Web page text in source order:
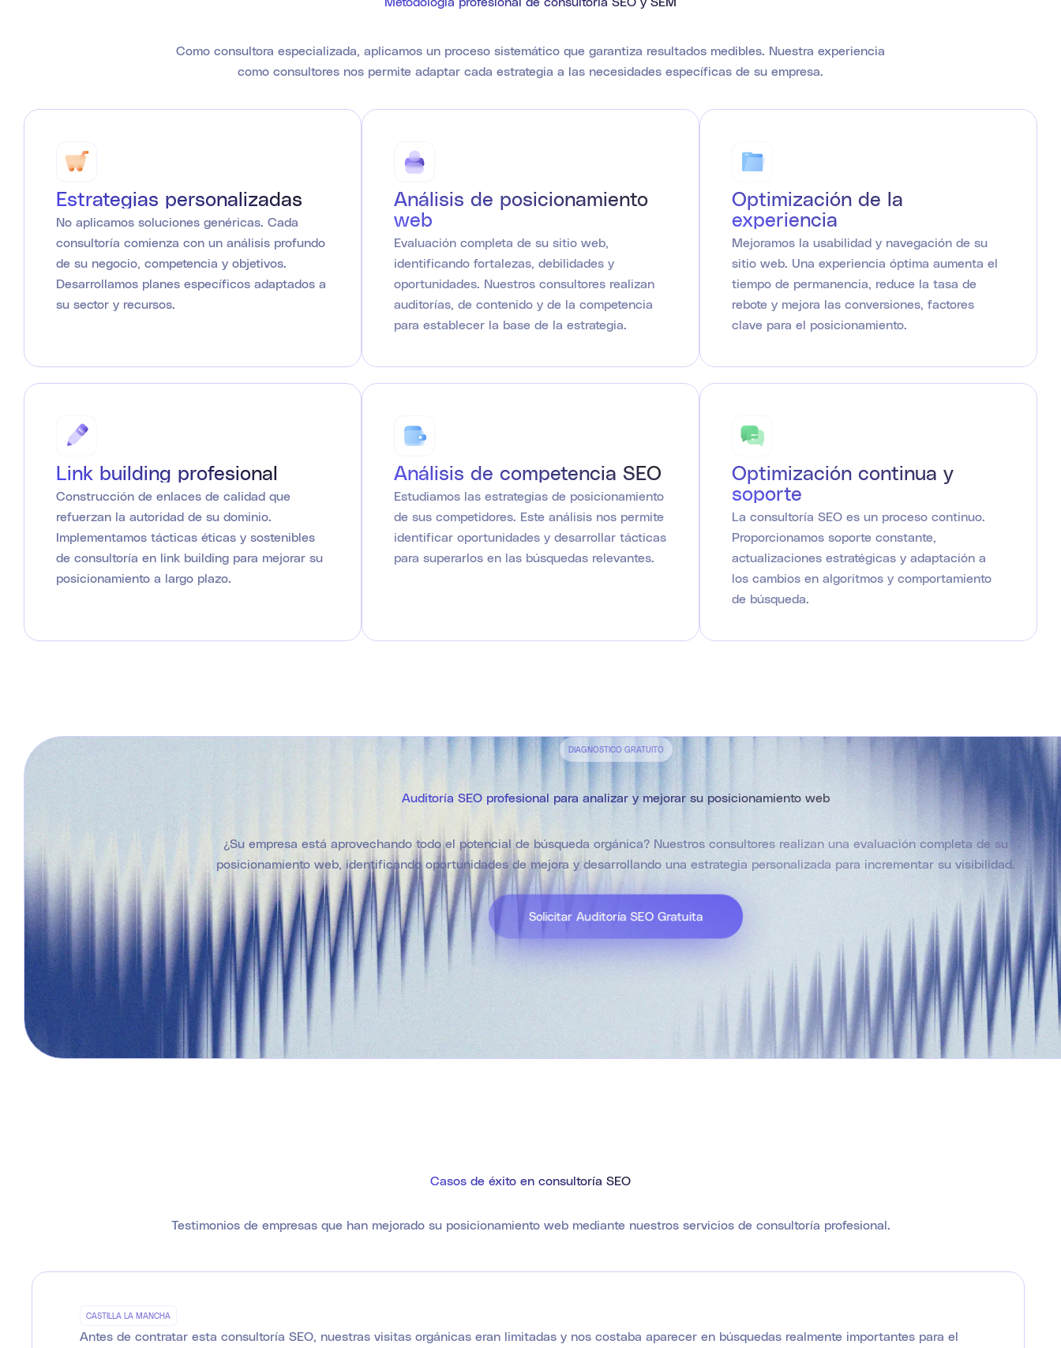
Como consultora especializada, aplicamos un proceso sistemático que garantiza resultados medibles. Nuestra experiencia
como consultores nos permite adaptar cada estrategia a las necesidades específicas de su empresa.
Estrategias personalizadas
No aplicamos soluciones genéricas. Cada
consultoría comienza con un análisis profundo
de su negocio, competencia y objetivos.
Desarrollamos planes específicos adaptados a
su sector y recursos.
Análisis de posicionamiento
web
Evaluación completa de su sitio web,
identificando fortalezas, debilidades y
oportunidades. Nuestros consultores realizan
auditorías, de contenido y de la competencia
para establecer la base de la estrategia.
Optimización de la
experiencia
Mejoramos la usabilidad y navegación de su
sitio web. Una experiencia óptima aumenta el
tiempo de permanencia, reduce la tasa de
rebote y mejora las conversiones, factores
clave para el posicionamiento.
Link building profesional
Construcción de enlaces de calidad que
refuerzan la autoridad de su dominio.
Implementamos tácticas éticas y sostenibles
de consultoría en link building para mejorar su
posicionamiento a largo plazo.
Análisis de competencia SEO
Estudiamos las estrategias de posicionamiento
de sus competidores. Este análisis nos permite
identificar oportunidades y desarrollar tácticas
para superarlos en las búsquedas relevantes.
Optimización continua y
soporte
La consultoría SEO es un proceso continuo.
Proporcionamos soporte constante,
actualizaciones estratégicas y adaptación a
los cambios en algoritmos y comportamiento
de búsqueda.
DIAGNOSTICO GRATUITO
Auditoría SEO profesional para analizar y mejorar su posicionamiento web
¿Su empresa está aprovechando todo el potencial de búsqueda orgánica? Nuestros consultores realizan una evaluación completa de su
posicionamiento web, identificando oportunidades de mejora y desarrollando una estrategia personalizada para incrementar su visibilidad.
Solicitar Auditoría SEO Gratuita
Casos de éxito en consultoría SEO
Testimonios de empresas que han mejorado su posicionamiento web mediante nuestros servicios de consultoría profesional.
CASTILLA LA MANCHA
Antes de contratar esta consultoría SEO, nuestras visitas orgánicas eran limitadas y nos costaba aparecer en búsquedas realmente importantes para el